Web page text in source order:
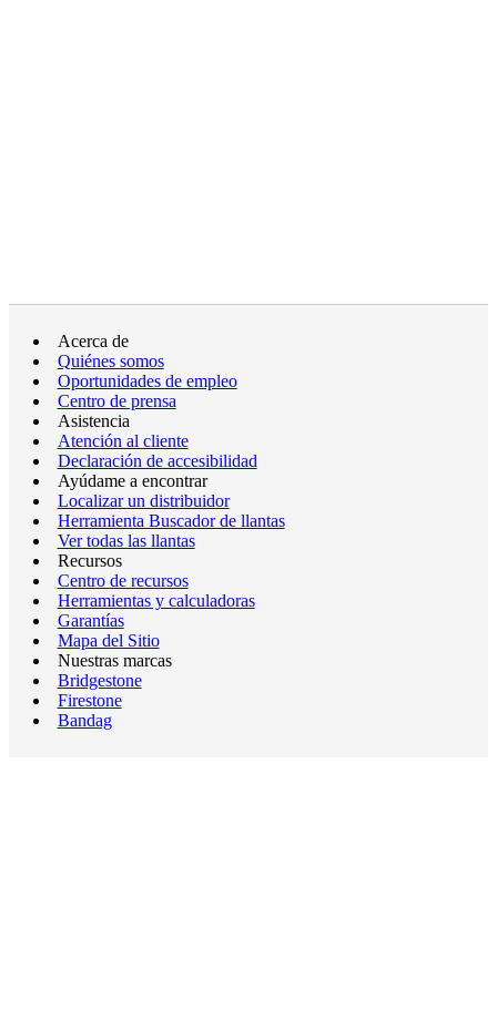
Acerca de
Quiénes somos
Oportunidades de empleo
Centro de prensa
Asistencia
Atención al cliente
Declaración de accesibilidad
Ayúdame a encontrar
Localizar un distribuidor
Herramienta Buscador de llantas
Ver todas las llantas
Recursos
Centro de recursos
Herramientas y calculadoras
Garantías
Mapa del Sitio
Nuestras marcas
Bridgestone
Firestone
Bandag